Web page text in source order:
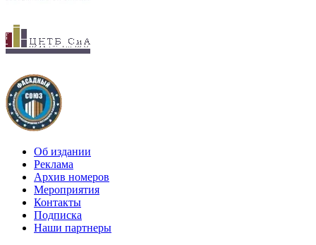
Об издании
Реклама
Архив номеров
Мероприятия
Контакты
Подписка
Наши партнеры